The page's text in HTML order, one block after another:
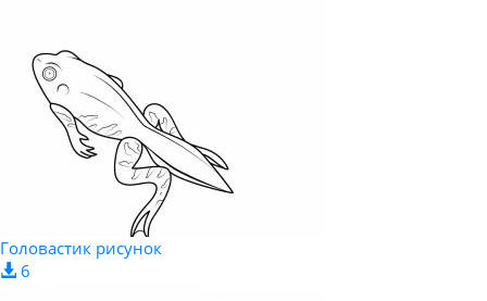
Головастик рисунок
6